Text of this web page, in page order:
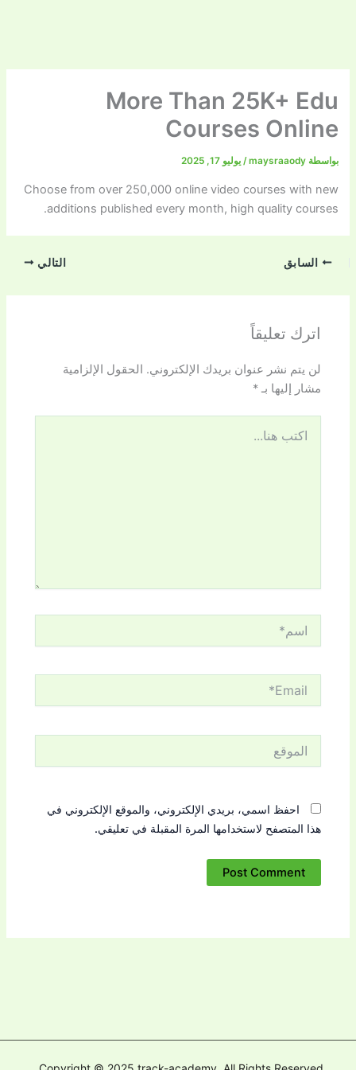
More Than 25K+ Edu
Courses Online
بواسطة maysraaody
/يوليو 17, 2025
Choose from over 250,000 online video courses with new
additions published every month, high quality courses.
السابق التالي
اترك تعليقاً
لن يتم نشر عنوان بريدك الإلكتروني. الحقول الإلزامية
مشار إليها بـ*
هنا...
احفظ اسمي، بريدي الإلكتروني، والموقع الإلكتروني في
هذا المتصفح لاستخدامها المرة المقبلة في تعليقي.